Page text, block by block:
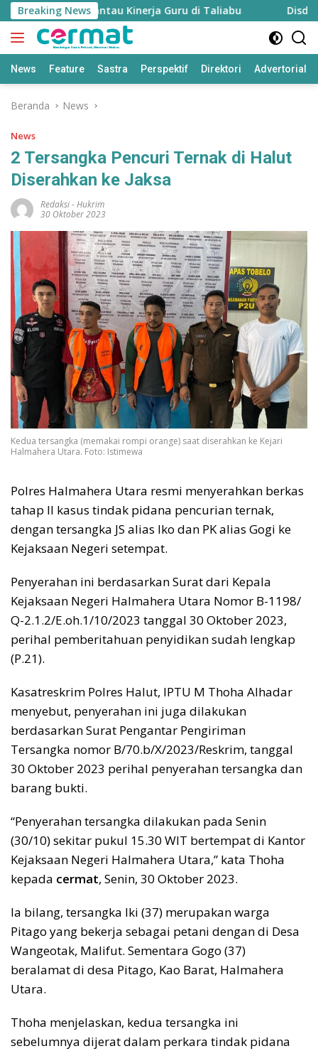
Langsung
ke
konten
Breaking News
untuk Pantau Kinerja Guru di Taliabu Disdik
News Feature Sastra Perspektif Direktori Advertorial
Beranda News
News
2 Tersangka Pencuri Ternak di Halut
Diserahkan ke Jaksa
Redaksi-Hukrim
30 Oktober 2023
Kedua tersangka (memakai rompi orange) saat diserahkan ke Kejari
Halmahera Utara. Foto: Istimewa
Polres Halmahera Utara resmi menyerahkan berkas
tahap II kasus tindak pidana pencurian ternak,
dengan tersangka JS alias Iko dan PK alias Gogi ke
Kejaksaan Negeri setempat.
Penyerahan ini berdasarkan Surat dari Kepala
Kejaksaan Negeri Halmahera Utara Nomor B-1198/
Q-2.1.2/E.oh.1/10/2023 tanggal 30 Oktober 2023,
perihal pemberitahuan penyidikan sudah lengkap
(P.21).
Kasatreskrim Polres Halut, IPTU M Thoha Alhadar
menyebut, penyerahan ini juga dilakukan
berdasarkan Surat Pengantar Pengiriman
Tersangka nomor B/70.b/X/2023/Reskrim, tanggal
30 Oktober 2023 perihal penyerahan tersangka dan
barang bukti.
“Penyerahan tersangka dilakukan pada Senin
(30/10) sekitar pukul 15.30 WIT bertempat di Kantor
Kejaksaan Negeri Halmahera Utara,” kata Thoha
kepada cermat, Senin, 30 Oktober 2023.
Ia bilang, tersangka Iki (37) merupakan warga
Pitago yang bekerja sebagai petani dengan di Desa
Wangeotak, Malifut. Sementara Gogo (37)
beralamat di desa Pitago, Kao Barat, Halmahera
Utara.
Thoha menjelaskan, kedua tersangka ini
sebelumnya dijerat dalam perkara tindak pidana